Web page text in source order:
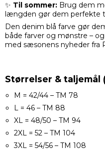
✨ Til sommer: Brug dem
længden gør dem perfekte
Den denim blå farve gør
både farver og mønstre –
med sæsonens nyheder fra
Størrelser & taljemål
M = 42/44 – TM 78
L = 46 – TM 88
XL = 48/50 – TM 94
2XL = 52 – TM 104
3XL = 54/56 – TM 108